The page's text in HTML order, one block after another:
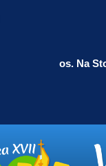
os. Na